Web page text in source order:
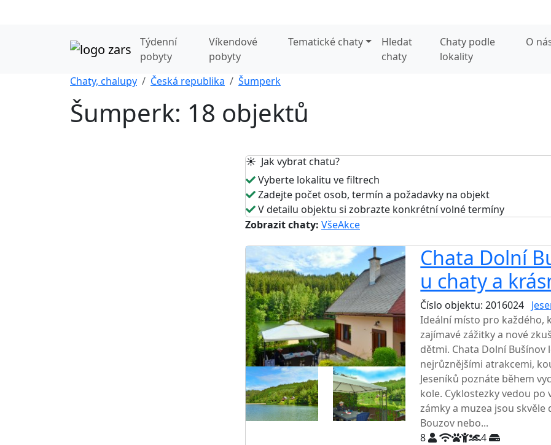
Týdenní
pobyty
Víkendové
pobyty
Tematické chaty
Hledat
chaty
Chaty podle
lokality
O
Chaty, chalupy Česká republika Šumperk
Šumperk: 18 objektů
☀️ Jak vybrat chatu?
Vyberte lokalitu ve filtrech
Zadejte počet osob, termín a požadavky na objekt
V detailu objektu si zobrazte konkrétní volné termíny
Zobrazit chaty: VšeAkce
Chata Dolní
u chaty a
Číslo objektu: 2016024
Ideální místo pro každého,
zajímavé zážitky a nové
dětmi. Chata Dolní
nejrůznějšími atrakcemi,
Jeseníků poznáte během
kole. Cyklostezky vedou po
zámky a muzea jsou
Bouzov nebo...
8
4